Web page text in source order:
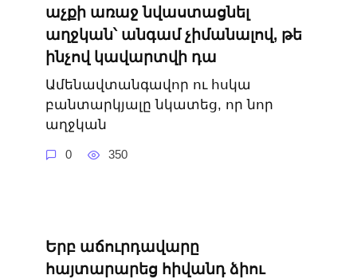
աչքի առաջ նվաստացնել
աղջկան՝ անգամ չիմանալով, թե
ինչով կավարտվի դա
Ամենավտանգավոր ու հսկա
բանտարկյալը նկատեց, որ նոր
աղջկան
0 350
Երբ աճուրդավարը
հայտարարեց հիվանդ ձիու